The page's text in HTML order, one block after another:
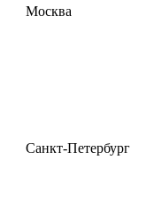
Москва
Санкт-Петербург